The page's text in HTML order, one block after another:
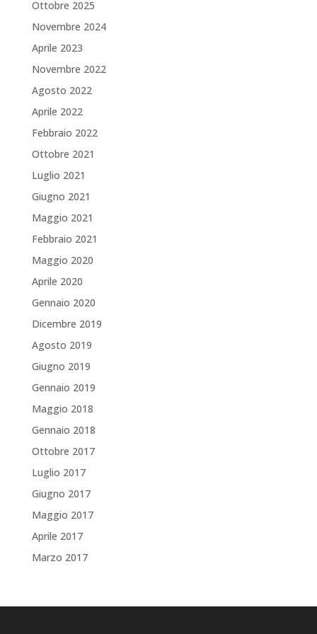
Ottobre 2025
Novembre 2024
Aprile 2023
Novembre 2022
Agosto 2022
Aprile 2022
Febbraio 2022
Ottobre 2021
Luglio 2021
Giugno 2021
Maggio 2021
Febbraio 2021
Maggio 2020
Aprile 2020
Gennaio 2020
Dicembre 2019
Agosto 2019
Giugno 2019
Gennaio 2019
Maggio 2018
Gennaio 2018
Ottobre 2017
Luglio 2017
Giugno 2017
Maggio 2017
Aprile 2017
Marzo 2017